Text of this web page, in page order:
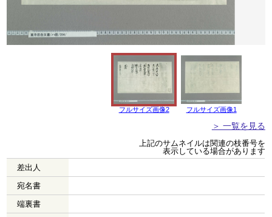
フルサイズ画像2 フルサイズ画像1
＞ 一覧を見る
上記のサムネイルは関連の枝番号を
表示している場合があります
差出人
宛名書
端裏書